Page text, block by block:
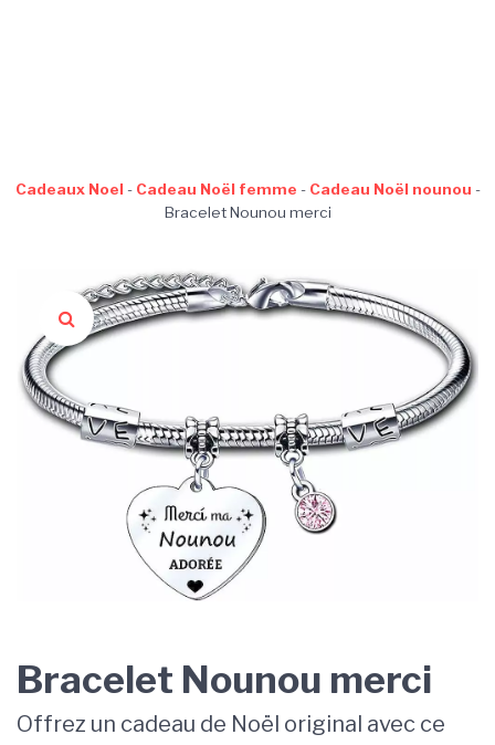
Cadeaux Noel - Cadeau Noël femme - Cadeau Noël nounou -
Bracelet Nounou merci
Bracelet Nounou merci
Offrez un cadeau de Noël original avec ce